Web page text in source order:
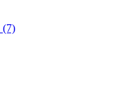
(7)